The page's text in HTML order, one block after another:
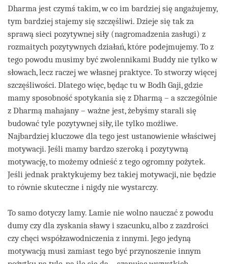
Dharma jest czymś takim, w co im bardziej się angażujemy,
tym bardziej stajemy się szczęśliwi. Dzieje się tak za
sprawą sieci pozytywnej siły (nagromadzenia zasługi) z
rozmaitych pozytywnych działań, które podejmujemy. To z
tego powodu musimy być zwolennikami Buddy nie tylko w
słowach, lecz raczej we własnej praktyce. To stworzy więcej
szczęśliwości. Dlatego więc, będąc tu w Bodh Gaji, gdzie
mamy sposobność spotykania się z Dharmą – a szczególnie
z Dharmą mahajany – ważne jest, żebyśmy starali się
budować tyle pozytywnej siły, ile tylko możliwe.
Najbardziej kluczowe dla tego jest ustanowienie właściwej
motywacji. Jeśli mamy bardzo szeroką i pozytywną
motywację, to możemy odnieść z tego ogromny pożytek.
Jeśli jednak praktykujemy bez takiej motywacji, nie będzie
to równie skuteczne i nigdy nie wystarczy.
To samo dotyczy lamy. Lamie nie wolno nauczać z powodu
dumy czy dla zyskania sławy i szacunku, albo z zazdrości
czy chęci współzawodniczenia z innymi. Jego jedyną
motywacją musi zamiast tego być przynoszenie innym